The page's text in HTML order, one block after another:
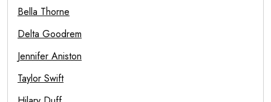
Bella Thorne
Delta Goodrem
Jennifer Aniston
Taylor Swift